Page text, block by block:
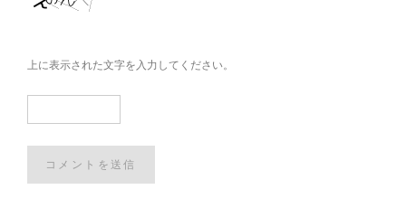
上に表示された文字を入力してください。